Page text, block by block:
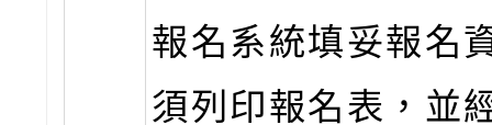
報名系統填妥報名
須列印報名表，並